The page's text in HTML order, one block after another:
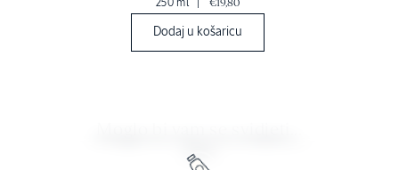
250 ml €19,80
Dodaj u košaricu